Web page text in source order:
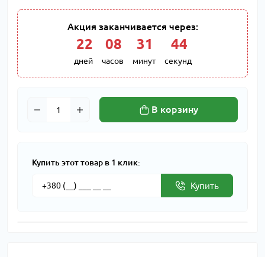
Акция заканчивается через:
22
дней
08
часов
31
минут
43
секунд
В корзину
Купить этот товар в 1 клик:
Купить